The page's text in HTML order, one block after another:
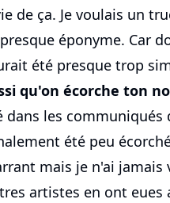
de ça. Je voulais un
éponyme. Car
été presque trop
qu'on écorche ton
dans les communiqués
été peu
mais je n'ai jamais
artistes en ont eues